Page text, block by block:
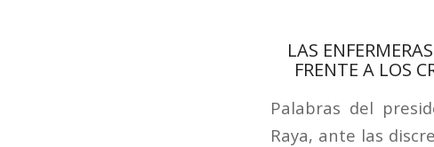
LAS
FRENTE A LOS
Palabras del
Raya, ante las